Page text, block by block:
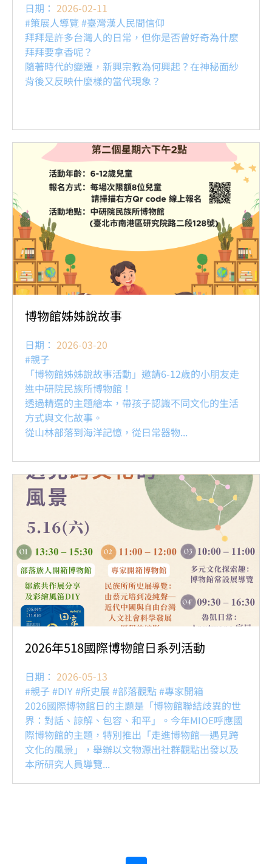
日期： 2026-02-11
#策展人導覽 #臺灣漢人民間信仰
拜拜是許多台灣人的日常，但你是否曾好奇為什麼
拜拜要拿香呢？
隨著時代的變遷，新興宗教為何興起？在神秘面紗
背後又反映什麼樣的當代現象？
博物館姊姊說故事
日期： 2026-03-20
#親子
「博物館姊姊說故事活動」邀請6-12歲的小朋友走
進中研院民族所博物館！
透過精選的主題繪本，帶孩子認識不同文化的生活
方式與文化故事。
從山林部落到海洋記憶，從日常器物...
2026年518國際博物館日系列活動
日期： 2026-05-13
#親子 #DIY #所史展 #部落觀點 #專家開箱
2026國際博物館日的主題是「博物館聯結歧異的世
界：對話、諒解、包容、和平」。今年MIOE呼應國
際博物館的主題，特別推出「走進博物館─遇見跨
文化的風景」，舉辦以文物源出社群觀點出發以及
本所研究人員導覽...